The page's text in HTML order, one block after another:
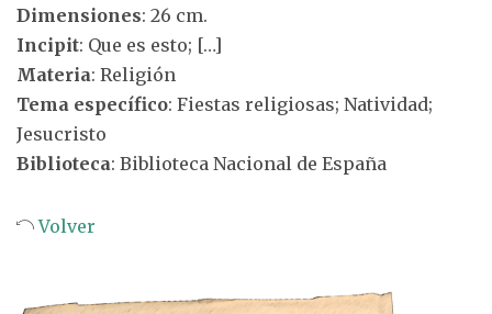
Dimensiones: 26 cm.
Incipit: Que es esto; […]
Materia: Religión
Tema específico: Fiestas religiosas; Natividad;
Jesucristo
Biblioteca: Biblioteca Nacional de España
Volver